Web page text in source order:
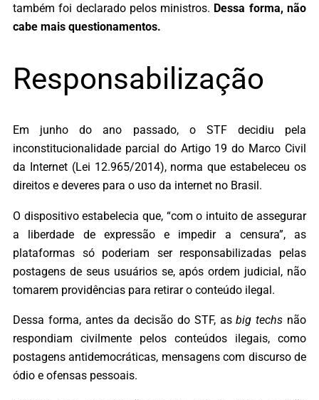
também foi declarado pelos ministros. Dessa forma, não
cabe mais questionamentos.
Responsabilização
Em junho do ano passado, o STF decidiu pela
inconstitucionalidade parcial do Artigo 19 do Marco Civil
da Internet (Lei 12.965/2014), norma que estabeleceu os
direitos e deveres para o uso da internet no Brasil.
O dispositivo estabelecia que, “com o intuito de assegurar
a liberdade de expressão e impedir a censura”, as
plataformas só poderiam ser responsabilizadas pelas
postagens de seus usuários se, após ordem judicial, não
tomarem providências para retirar o conteúdo ilegal.
Dessa forma, antes da decisão do STF, asbig techs não
respondiam civilmente pelos conteúdos ilegais, como
postagens antidemocráticas, mensagens com discurso de
ódio e ofensas pessoais.